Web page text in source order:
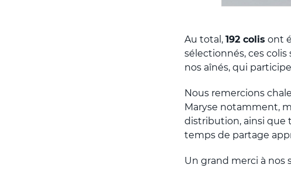
Au total, 192 colis ont
sélectionnés, ces
nos aînés, qui
Nous remercions
Maryse notamment,
distribution, ainsi que
temps de partage
Un grand merci à nos